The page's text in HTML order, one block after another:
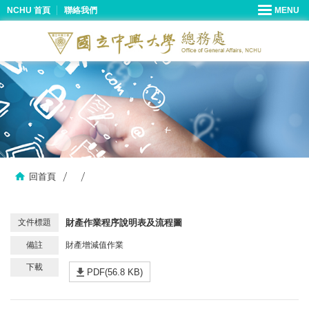
NCHU 首頁 聯絡我們
回首頁
財產作業程序說明表及流程圖
財產增減值作業
PDF(56.8 KB)